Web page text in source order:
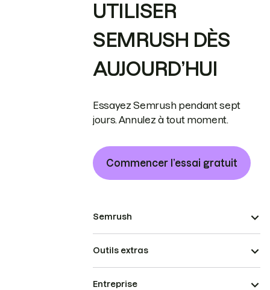
UTILISER
SEMRUSH DÈS
AUJOURD’HUI
Essayez Semrush pendant sept
jours. Annulez à tout moment.
Commencer l’essai gratuit
Semrush
Outils extras
Entreprise